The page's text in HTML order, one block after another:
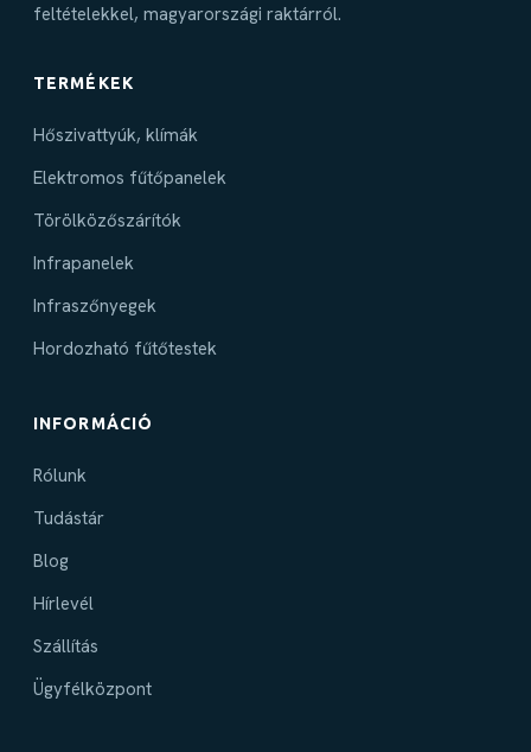
feltételekkel, magyarországi raktárról.
TERMÉKEK
Hőszivattyúk, klímák
Elektromos fűtőpanelek
Törölközőszárítók
Infrapanelek
Infraszőnyegek
Hordozható fűtőtestek
INFORMÁCIÓ
Rólunk
Tudástár
Blog
Hírlevél
Szállítás
Ügyfélközpont